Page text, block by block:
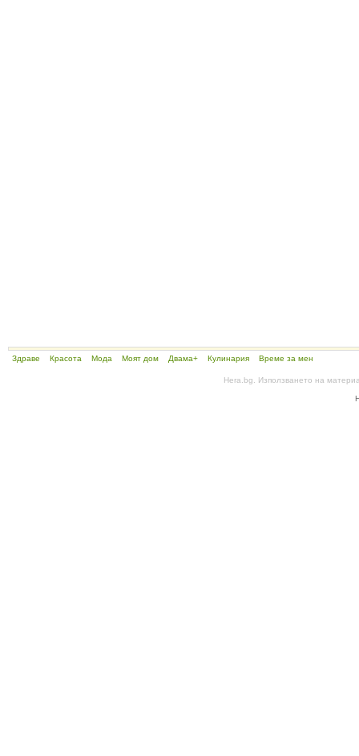
Здраве Красота Мода Моят дом Двама+ Кулинария Време за мен
Hera.bg. Използването на